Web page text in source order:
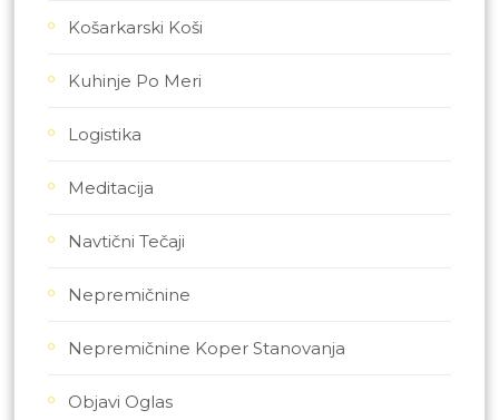
Košarkarski Koši
Kuhinje Po Meri
Logistika
Meditacija
Navtični Tečaji
Nepremičnine
Nepremičnine Koper Stanovanja
Objavi Oglas